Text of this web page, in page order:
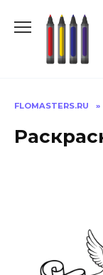
FLOMASTERS.RU »